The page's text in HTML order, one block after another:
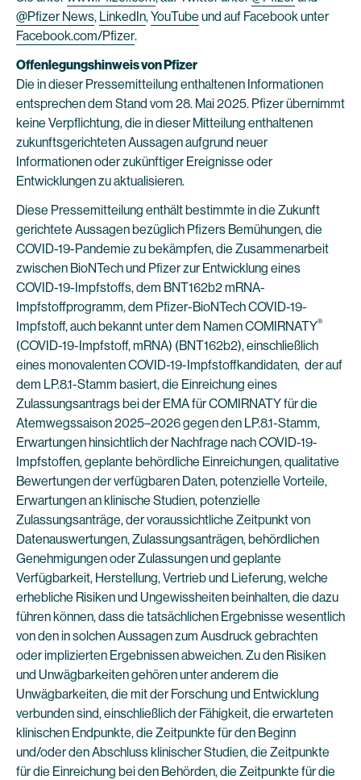
@Pfizer News, LinkedIn,YouTube und auf Facebook unter
Facebook.com/Pfizer.
Offenlegungshinweis von Pfizer
Die in dieser Pressemitteilung enthaltenen Informationen
entsprechen dem Stand vom 28. Mai 2025. Pfizer übernimmt
keine Verpflichtung, die in dieser Mitteilung enthaltenen
zukunftsgerichteten Aussagen aufgrund neuer
Informationen oder zukünftiger Ereignisse oder
Entwicklungen zu aktualisieren.
Diese Pressemitteilung enthält bestimmte in die Zukunft
gerichtete Aussagen bezüglich Pfizers Bemühungen, die
COVID-19-Pandemie zu bekämpfen, die Zusammenarbeit
zwischen BioNTech und Pfizer zur Entwicklung eines
COVID-19-Impfstoffs, dem BNT162b2 mRNA-
Impfstoffprogramm, dem Pfizer-BioNTech COVID-19-
Impfstoff, auch bekannt unter dem Namen COMIRNATY®
(COVID-19-Impfstoff, mRNA) (BNT162b2), einschließlich
eines monovalenten COVID-19-Impfstoffkandidaten, der auf
dem LP.8.1-Stamm basiert, die Einreichung eines
Zulassungsantrags bei der EMA für COMIRNATY für die
Atemwegssaison 2025–2026 gegen den LP.8.1-Stamm,
Erwartungen hinsichtlich der Nachfrage nach COVID-19-
Impfstoffen, geplante behördliche Einreichungen, qualitative
Bewertungen der verfügbaren Daten, potenzielle Vorteile,
Erwartungen an klinische Studien, potenzielle
Zulassungsanträge, der voraussichtliche Zeitpunkt von
Datenauswertungen, Zulassungsanträgen, behördlichen
Genehmigungen oder Zulassungen und geplante
Verfügbarkeit, Herstellung, Vertrieb und Lieferung, welche
erhebliche Risiken und Ungewissheiten beinhalten, die dazu
führen können, dass die tatsächlichen Ergebnisse wesentlich
von den in solchen Aussagen zum Ausdruck gebrachten
oder implizierten Ergebnissen abweichen. Zu den Risiken
und Unwägbarkeiten gehören unter anderem die
Unwägbarkeiten, die mit der Forschung und Entwicklung
verbunden sind, einschließlich der Fähigkeit, die erwarteten
klinischen Endpunkte, die Zeitpunkte für den Beginn
und/oder den Abschluss klinischer Studien, die Zeitpunkte
für die Einreichung bei den Behörden, die Zeitpunkte für die